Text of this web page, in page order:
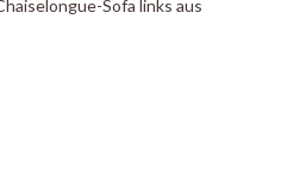
Sofa links aus